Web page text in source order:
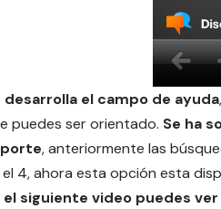
desarrolla el campo de ayuda
puedes ser orientado. Se ha
, anteriormente las
el 4, ahora esta opción esta
el siguiente video puedes